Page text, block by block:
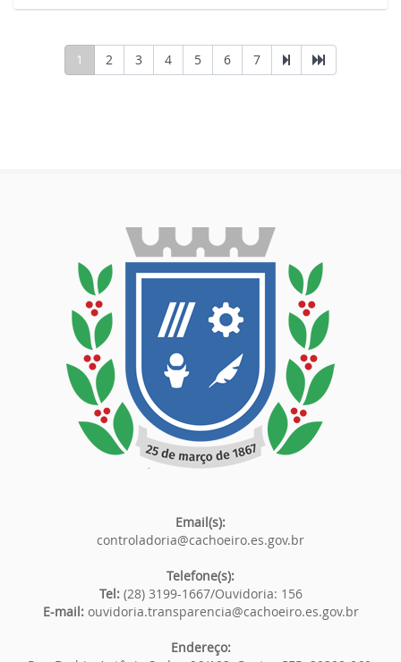
1 2 3 4 5 6 7
Email(s):
controladoria@cachoeiro.es.gov.br
Telefone(s):
Tel: (28) 3199-1667/Ouvidoria: 156
E-mail: ouvidoria.transparencia@cachoeiro.es.gov.br
Endereço: